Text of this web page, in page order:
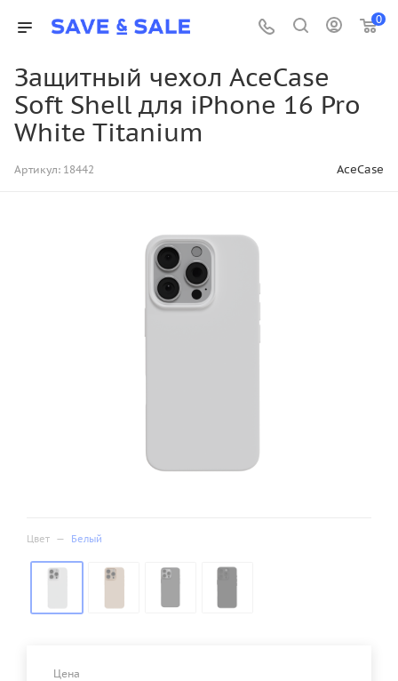
0
Защитный чехол AceCase
Soft Shell для iPhone 16 Pro
White Titanium
Артикул: 18442 AceCase
Цвет — Белый
Цена